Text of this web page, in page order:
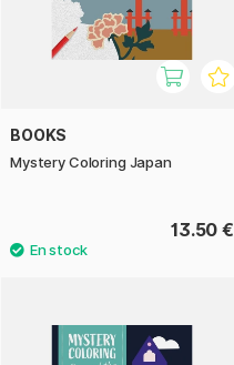
BOOKS
Mystery Coloring Japan
13.50 €